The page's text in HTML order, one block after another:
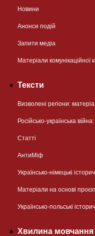
Новини
Анонси подій
Запити медіа
Матеріали комунікаційної
Тексти
Визволені регіони:
Російсько-українська
Статті
АнтиМіф
Українсько-німецькі
Матеріали на основі
Українсько-польські
Хвилина мовчання